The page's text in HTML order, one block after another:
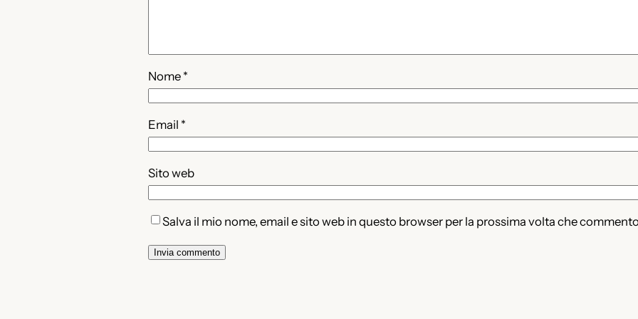
Nome *
Email *
Sito web
Salva il mio nome, email e sito web in questo browser per la prossima volta che